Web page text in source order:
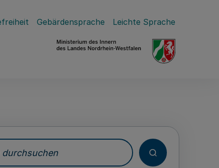
Gebärdensprache Leichte Sprache